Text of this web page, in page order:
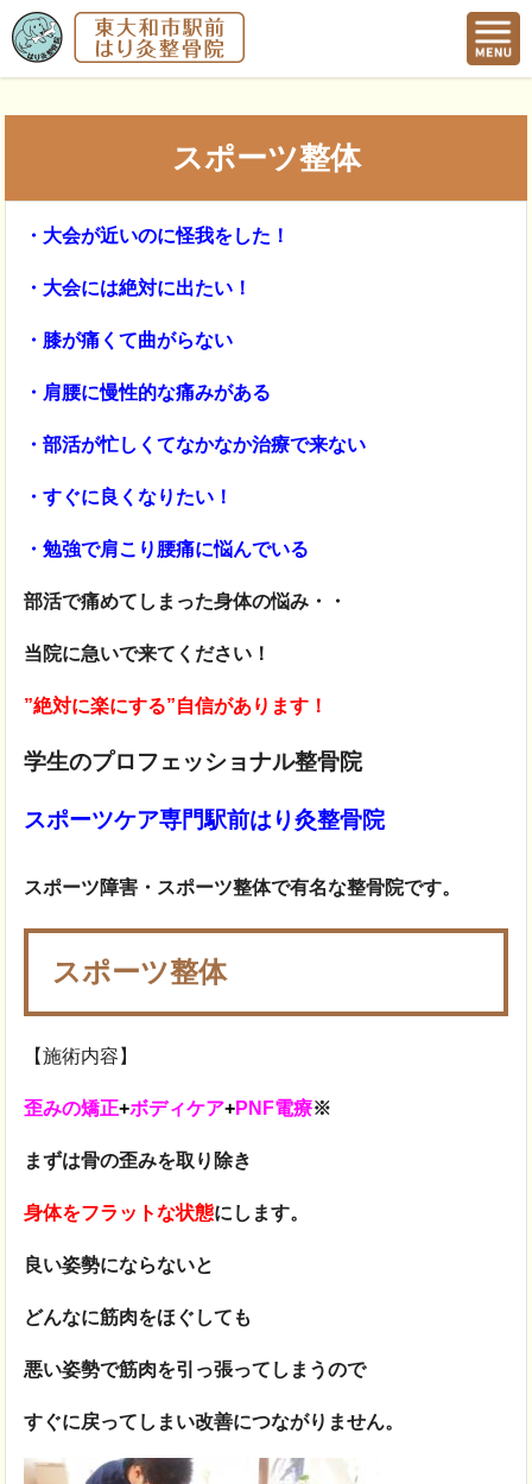
スポーツ整体
・大会が近いのに怪我をした！
・大会には絶対に出たい！
・膝が痛くて曲がらない
・肩腰に慢性的な痛みがある
・部活が忙しくてなかなか治療で来ない
・すぐに良くなりたい！
・勉強で肩こり腰痛に悩んでいる
部活で痛めてしまった身体の悩み・・
当院に急いで来てください！
”絶対に楽にする”自信があります！
学生のプロフェッショナル整骨院
スポーツケア専門駅前はり灸整骨院
スポーツ障害・スポーツ整体で有名な整骨院です。
スポーツ整体
【施術内容】
歪みの矯正+ボディケア+PNF電療※
まずは骨の歪みを取り除き
身体をフラットな状態にします。
良い姿勢にならないと
どんなに筋肉をほぐしても
悪い姿勢で筋肉を引っ張ってしまうので
すぐに戻ってしまい改善につながりません。